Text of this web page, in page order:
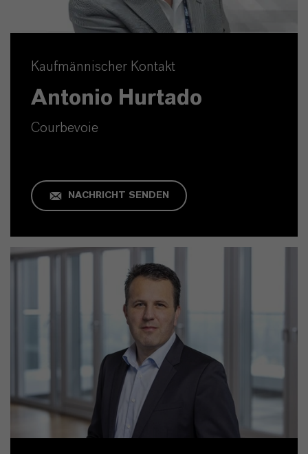
Kaufmännischer Kontakt
Antonio Hurtado
Courbevoie
NACHRICHT SENDEN